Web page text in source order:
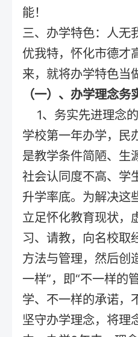
能！
三、办学特色：人无
优我特，怀化市德才
来，就将办学特色当
（一）、办学理念务
1、务实先进理念
学校第一年办学，民
是教学条件简陋、生
社会认同度不高、学
升学率底。为解决这
立足怀化教育现状，
习、请教，向名校取
方法与管理，然后创
一样”，即“不一样的
学、不一样的承诺，
坚守办学理念，将理